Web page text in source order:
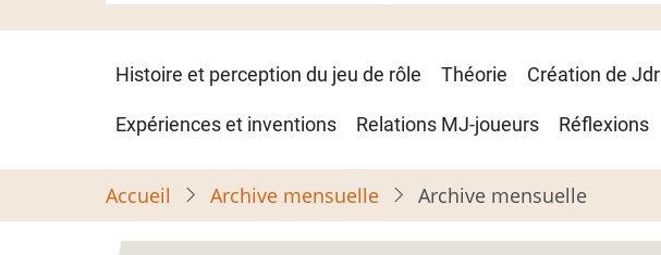
Navigation
principale
Histoire et perception du jeu de rôle Théorie Création de Jdr
Expériences et inventions Relations MJ-joueurs Réflexions
Accueil Archive mensuelle Archive mensuelle